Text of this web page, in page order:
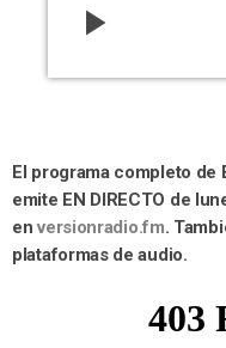
play_arrow
El programa completo de
emite EN DIRECTO de
enversionradio.fm.
plataformas de audio.